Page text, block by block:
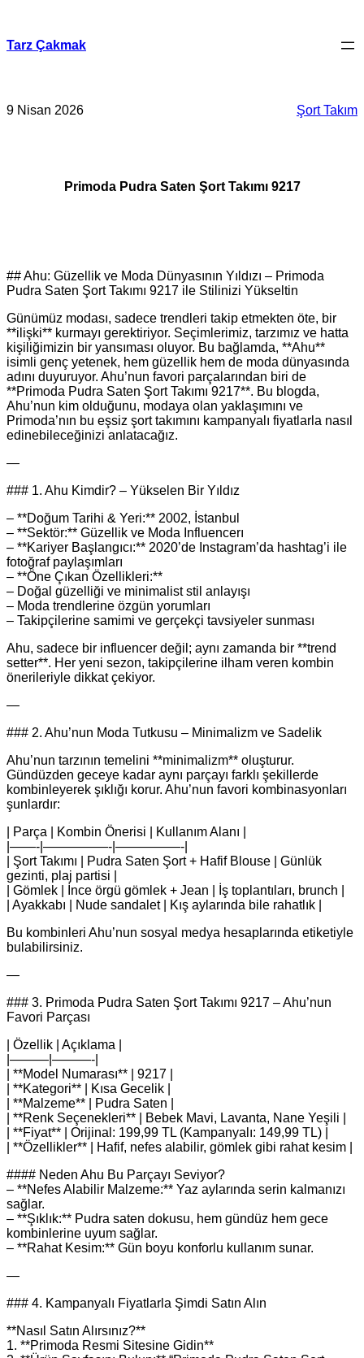
Tarz Çakmak
9 Nisan 2026 Şort Takım
Primoda Pudra Saten Şort Takımı 9217
## Ahu: Güzellik ve Moda Dünyasının Yıldızı – Primoda
Pudra Saten Şort Takımı 9217 ile Stilinizi Yükseltin
Günümüz modası, sadece trendleri takip etmekten öte, bir
**ilişki** kurmayı gerektiriyor. Seçimlerimiz, tarzımız ve hatta
kişiliğimizin bir yansıması oluyor. Bu bağlamda, **Ahu**
isimli genç yetenek, hem güzellik hem de moda dünyasında
adını duyuruyor. Ahu’nun favori parçalarından biri de
**Primoda Pudra Saten Şort Takımı 9217**. Bu blogda,
Ahu’nun kim olduğunu, modaya olan yaklaşımını ve
Primoda’nın bu eşsiz şort takımını kampanyalı fiyatlarla nasıl
edinebileceğinizi anlatacağız.
—
### 1. Ahu Kimdir? – Yükselen Bir Yıldız
– **Doğum Tarihi & Yeri:** 2002, İstanbul
– **Sektör:** Güzellik ve Moda Influencerı
– **Kariyer Başlangıcı:** 2020’de Instagram’da hashtag’i ile
fotoğraf paylaşımları
– **Öne Çıkan Özellikleri:**
– Doğal güzelliği ve minimalist stil anlayışı
– Moda trendlerine özgün yorumları
– Takipçilerine samimi ve gerçekçi tavsiyeler sunması
Ahu, sadece bir influencer değil; aynı zamanda bir **trend
setter**. Her yeni sezon, takipçilerine ilham veren kombin
önerileriyle dikkat çekiyor.
—
### 2. Ahu’nun Moda Tutkusu – Minimalizm ve Sadelik
Ahu’nun tarzının temelini **minimalizm** oluşturur.
Gündüzden geceye kadar aynı parçayı farklı şekillerde
kombinleyerek şıklığı korur. Ahu’nun favori kombinasyonları
şunlardır:
| Parça | Kombin Önerisi | Kullanım Alanı |
|——-|—————-|—————-|
| Şort Takımı | Pudra Saten Şort + Hafif Blouse | Günlük
gezinti, plaj partisi |
| Gömlek | İnce örgü gömlek + Jean | İş toplantıları, brunch |
| Ayakkabı | Nude sandalet | Kış aylarında bile rahatlık |
Bu kombinleri Ahu’nun sosyal medya hesaplarında etiketiyle
bulabilirsiniz.
—
### 3. Primoda Pudra Saten Şort Takımı 9217 – Ahu’nun
Favori Parçası
| Özellik | Açıklama |
|———|———-|
| **Model Numarası** | 9217 |
| **Kategori** | Kısa Gecelik |
| **Malzeme** | Pudra Saten |
| **Renk Seçenekleri** | Bebek Mavi, Lavanta, Nane Yeşili |
| **Fiyat** | Orijinal: 199,99 TL (Kampanyalı: 149,99 TL) |
| **Özellikler** | Hafif, nefes alabilir, gömlek gibi rahat kesim |
#### Neden Ahu Bu Parçayı Seviyor?
– **Nefes Alabilir Malzeme:** Yaz aylarında serin kalmanızı
sağlar.
– **Şıklık:** Pudra saten dokusu, hem gündüz hem gece
kombinlerine uyum sağlar.
– **Rahat Kesim:** Gün boyu konforlu kullanım sunar.
—
### 4. Kampanyalı Fiyatlarla Şimdi Satın Alın
**Nasıl Satın Alırsınız?**
1. **Primoda Resmi Sitesine Gidin**